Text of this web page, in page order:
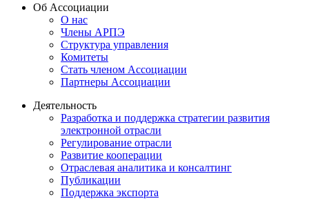
Об Ассоциации
О нас
Члены АРПЭ
Структура управления
Комитеты
Стать членом Ассоциации
Партнеры Ассоциации
Деятельность
Разработка и поддержка стратегии развития
электронной отрасли
Регулирование отрасли
Развитие кооперации
Отраслевая аналитика и консалтинг
Публикации
Поддержка экспорта